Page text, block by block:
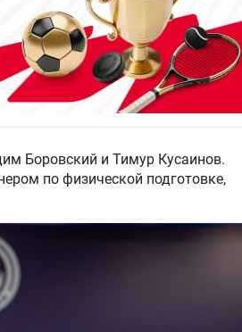
Боровский и Тимур Кусаинов.
по физической подготовке,